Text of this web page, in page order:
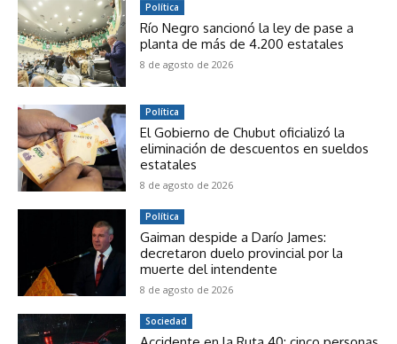
Política
Río Negro sancionó la ley de pase a
planta de más de 4.200 estatales
8 de agosto de 2026
Política
El Gobierno de Chubut oficializó la
eliminación de descuentos en sueldos
estatales
8 de agosto de 2026
Política
Gaiman despide a Darío James:
decretaron duelo provincial por la
muerte del intendente
8 de agosto de 2026
Sociedad